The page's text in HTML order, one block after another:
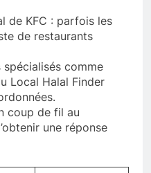
de KFC : parfois les
de restaurants
spécialisés comme
Local Halal Finder
coup de fil au
une réponse